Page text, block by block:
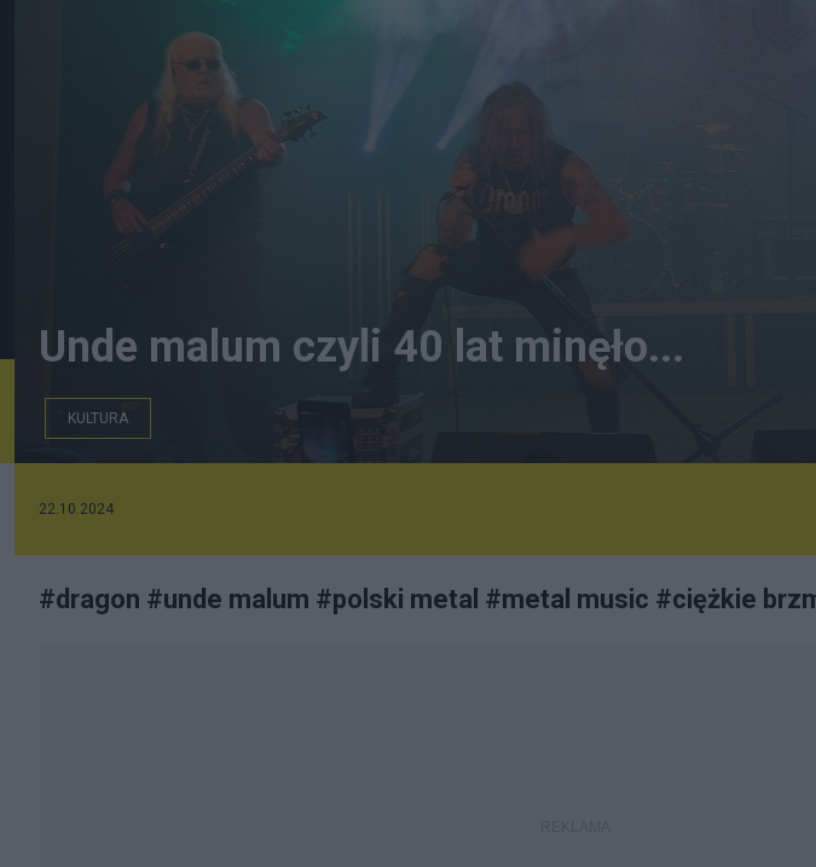
Unde malum czyli 40 lat minęło...
KULTURA
22.10.2024
#dragon #unde malum #polski metal #metal music #ciężkie